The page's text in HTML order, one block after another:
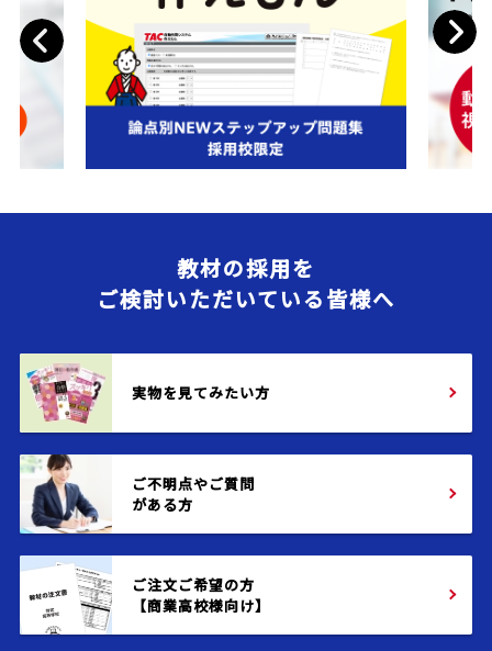
Previous
Next
教材の採用を
ご検討いただいている皆様へ
実物を見てみたい方
ご不明点やご質問
がある方
ご注文ご希望の方
【商業高校様向け】